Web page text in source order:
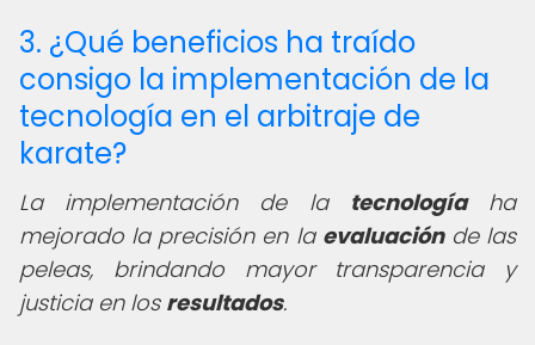
3. ¿Qué beneficios ha traído
consigo la implementación de la
tecnología en el arbitraje de
karate?
La implementación de la tecnologíaha
mejorado la precisión en la evaluaciónde las
peleas, brindando mayor transparencia y
justicia en los resultados.